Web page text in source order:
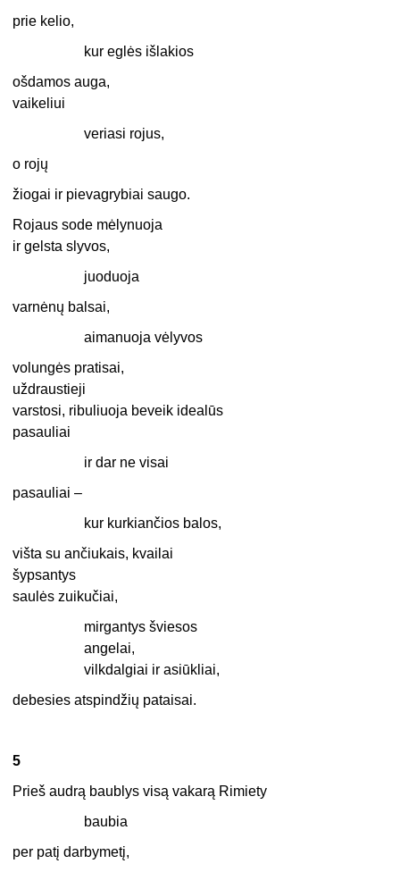
prie kelio,
kur eglės išlakios
ošdamos auga,
vaikeliui
veriasi rojus,
o rojų
žiogai ir pievagrybiai saugo.
Rojaus sode mėlynuoja
ir gelsta slyvos,
juoduoja
varnėnų balsai,
aimanuoja vėlyvos
volungės pratisai,
uždraustieji
varstosi, ribuliuoja beveik idealūs
pasauliai
ir dar ne visai
pasauliai –
kur kurkiančios balos,
višta su ančiukais, kvailai
šypsantys
saulės zuikučiai,
mirgantys šviesos
angelai,
vilkdalgiai ir asiūkliai,
debesies atspindžių pataisai.
5
Prieš audrą baublys visą vakarą Rimiety
baubia
per patį darbymetį,